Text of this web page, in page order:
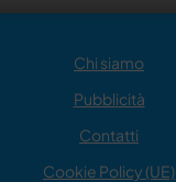
Chi siamo
Pubblicità
Contatti
Cookie Policy (UE)